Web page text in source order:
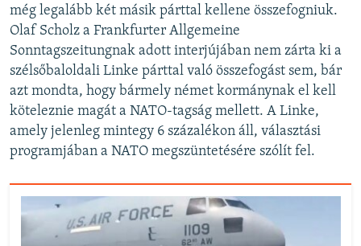
még legalább két másik párttal kellene összefogniuk.
Olaf Scholz a Frankfurter Allgemeine
Sonntagszeitungnak adott interjújában nem zárta ki a
szélsőbaloldali Linke párttal való összefogást sem, bár
azt mondta, hogy bármely német kormánynak el kell
köteleznie magát a NATO-tagság mellett. A Linke,
amely jelenleg mintegy 6 százalékon áll, választási
programjában a NATO megszüntetésére szólít fel.